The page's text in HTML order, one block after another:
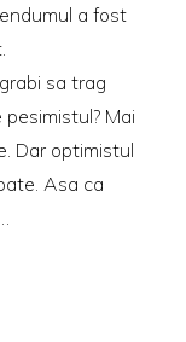
a fost
sa trag
Mai
Dar optimistul
Asa ca